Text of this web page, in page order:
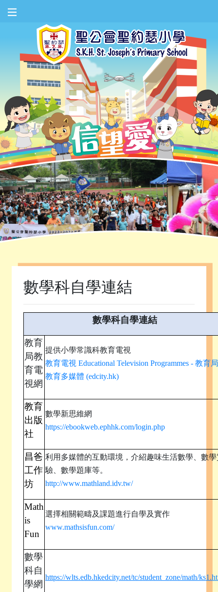
數學科自學連結
數學科自學連結
教育
局教
育電
視網
提供小學常識科教育電視
教育電視 Educational Television Programmes - 教育局
教育多媒體 (edcity.hk)
教育
出版
社
數學新思維網
https://ebookweb.ephhk.com/login.php
昌爸
工作
坊
利用多媒體的互動環境，介紹趣味生活數學、數學
驗、數學題庫等。
http://www.mathland.idv.tw/
Math
is
Fun
選擇相關範疇及課題進行自學及實作
www.mathsisfun.com/
數學
科自
學網
https://wlts.edb.hkedcity.net/tc/student_zone/math/